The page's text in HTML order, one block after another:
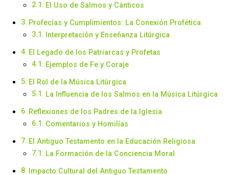
El Uso de Salmos y Cánticos
Profecías y Cumplimientos: La Conexión Profética
Interpretación y Enseñanza Litúrgica
El Legado de los Patriarcas y Profetas
Ejemplos de Fe y Coraje
El Rol de la Música Litúrgica
La Influencia de los Salmos en la Música Litúrgica
Reflexiones de los Padres de la Iglesia
Comentarios y Homilías
El Antiguo Testamento en la Educación Religiosa
La Formación de la Conciencia Moral
Impacto Cultural del Antiguo Testamento